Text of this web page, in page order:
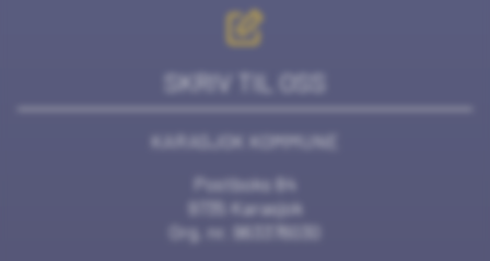
SKRIV TIL OSS
KARASJOK KOMMUNE
Postboks 84
9735 Karasjok
Org. nr. 963376030